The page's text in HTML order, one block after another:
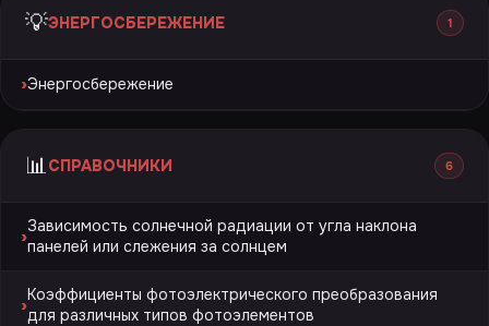
💡ЭНЕРГОСБЕРЕЖЕНИЕ 1
›Энергосбережение
📊СПРАВОЧНИКИ 6
›Зависимость солнечной радиации от угла наклона
панелей или слежения за солнцем
›Коэффициенты фотоэлектрического преобразования
для различных типов фотоэлементов